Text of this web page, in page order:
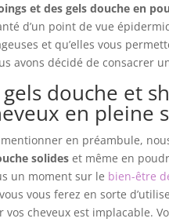
et des gels douche en
d’un point de vue
et qu’elles vous
avons décidé de consacrer
douche et
en pleine
en préambule,
solides et même en
un moment sur le bien-être
vous ferez en sorte
cheveux est implacable.